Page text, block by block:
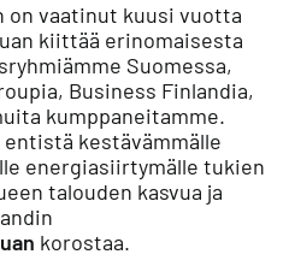
on vaatinut kuusi vuotta
kiittää erinomaisesta
Suomessa,
Business Finlandia,
kumppaneitamme.
kestävämmälle
energiasiirtymälle tukien
talouden kasvua ja
korostaa.